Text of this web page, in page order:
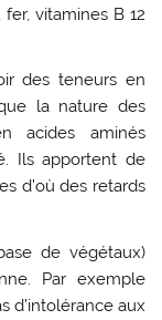
vitamines B 12
des teneurs en
la nature des
acides aminés
Ils apportent de
d’où des retards
de végétaux)
Par exemple
d’intolérance aux